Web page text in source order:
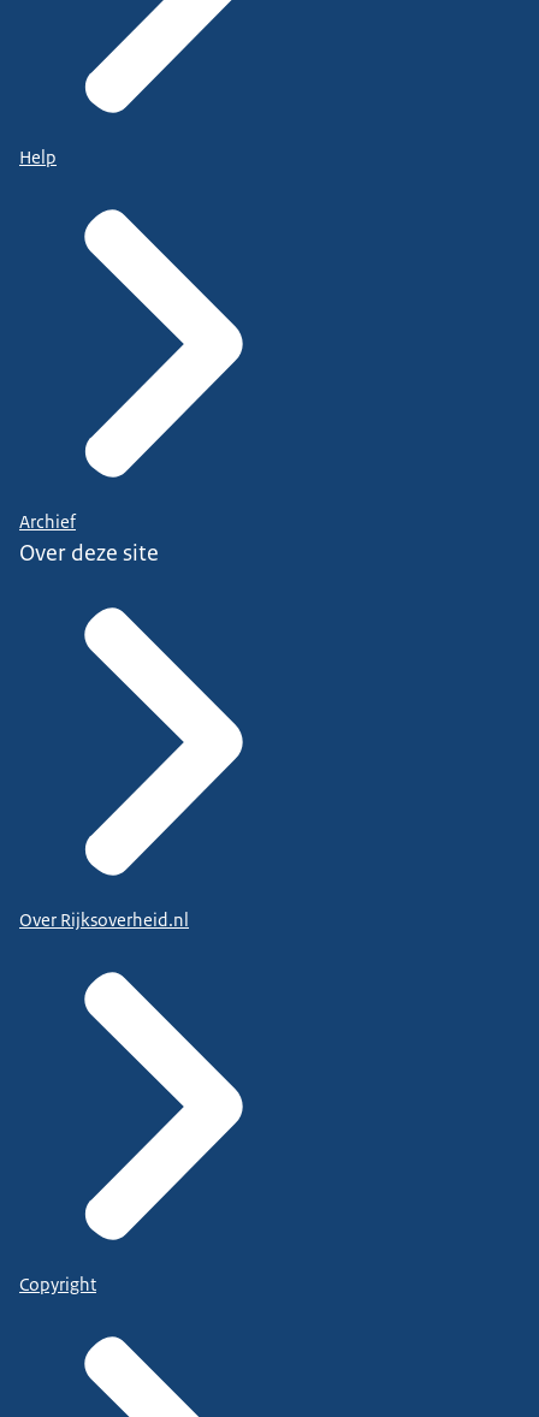
Help
Archief
Over deze site
Over Rijksoverheid.nl
Copyright